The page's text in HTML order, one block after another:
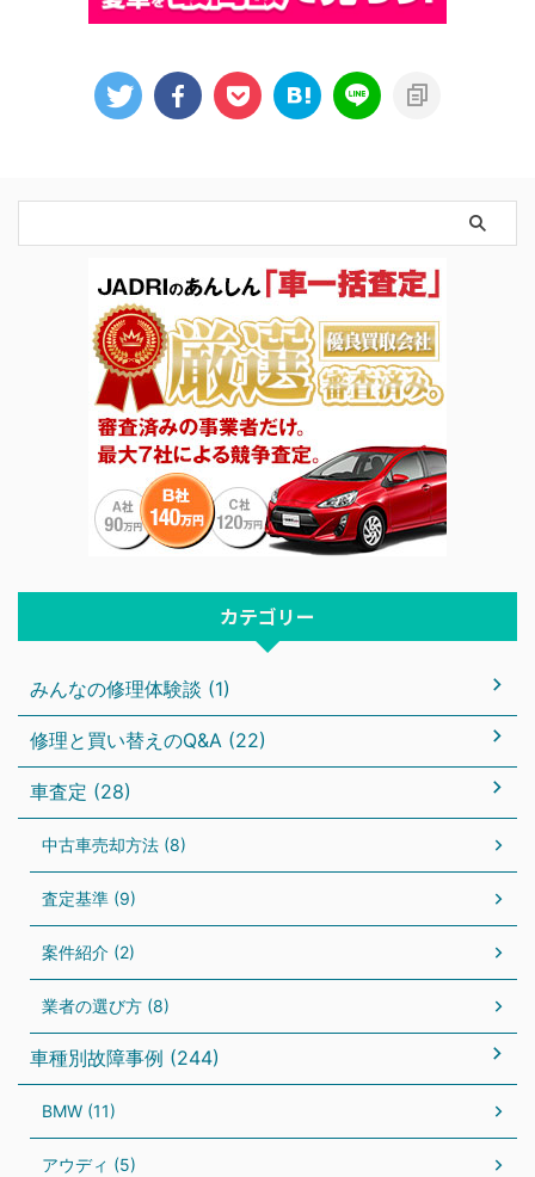
カテゴリー
みんなの修理体験談 (1)
修理と買い替えのQ&A (22)
車査定 (28)
中古車売却方法 (8)
査定基準 (9)
案件紹介 (2)
業者の選び方 (8)
車種別故障事例 (244)
BMW (11)
アウディ (5)